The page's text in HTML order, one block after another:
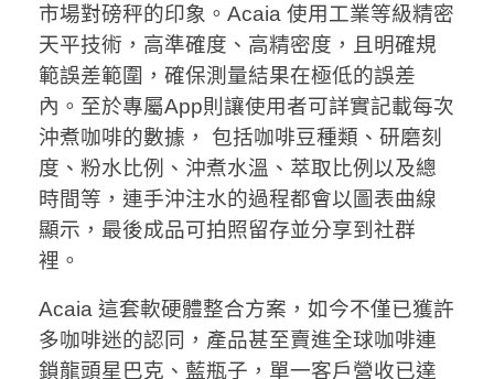
市場對磅秤的印象。Acaia 使用工業等級精密
天平技術，高準確度、高精密度，且明確規
範誤差範圍，確保測量結果在極低的誤差
內。至於專屬App則讓使用者可詳實記載每次
沖煮咖啡的數據， 包括咖啡豆種類、研磨刻
度、粉水比例、沖煮水溫、萃取比例以及總
時間等，連手沖注水的過程都會以圖表曲線
顯示，最後成品可拍照留存並分享到社群
裡。
Acaia 這套軟硬體整合方案，如今不僅已獲許
多咖啡迷的認同，產品甚至賣進全球咖啡連
鎖龍頭星巴克、藍瓶子，單一客戶營收已達